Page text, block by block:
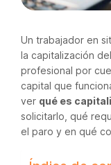
Un trabajador en
la capitalización
profesional por
capital que
ver qué es
solicitarlo, qué
el paro y en qué